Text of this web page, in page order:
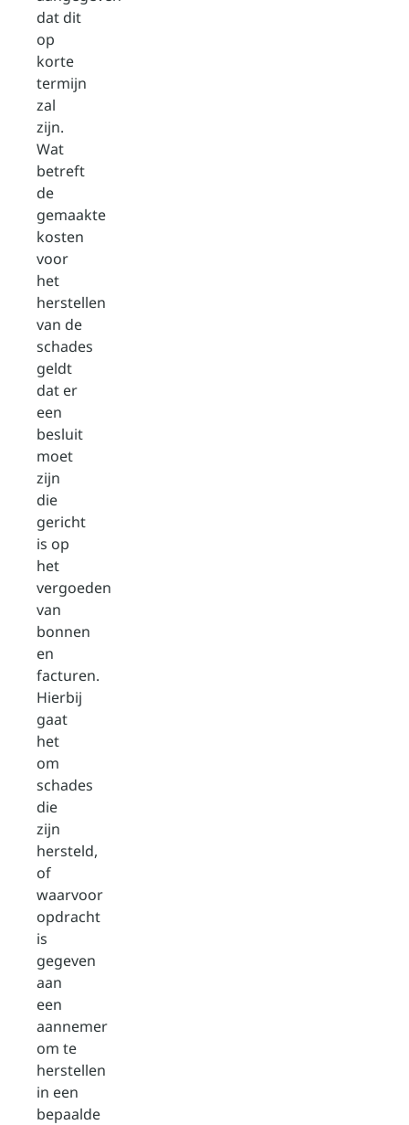
dat dit
op
korte
termijn
zal
zijn.
Wat
betreft
de
gemaakte
kosten
voor
het
herstellen
van de
schades
geldt
dat er
een
besluit
moet
zijn
die
gericht
is op
het
vergoeden
van
bonnen
en
facturen.
Hierbij
gaat
het
om
schades
die
zijn
hersteld,
of
waarvoor
opdracht
is
gegeven
aan
een
aannemer
om te
herstellen
in een
bepaalde